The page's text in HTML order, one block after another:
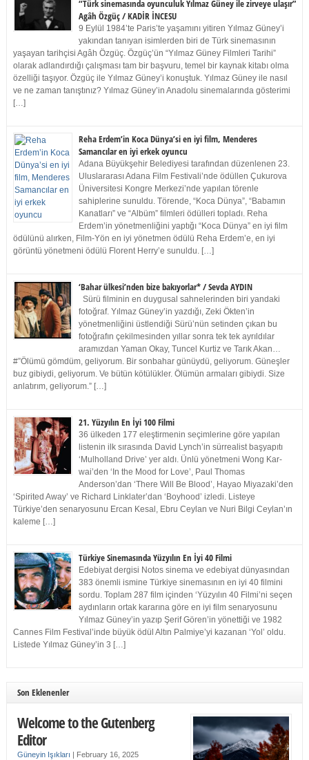
“Türk sinemasında oyunculuk Yılmaz Güney ile zirveye ulaşır”
Agâh Özgüç / KADİR İNCESU
9 Eylül 1984’te Paris’te yaşamını yitiren Yılmaz Güney’i
yakından tanıyan isimlerden biri de Türk sinemasının
yaşayan tarihçisi Agâh Özgüç. Özgüç’ün “Yılmaz Güney Filmleri Tarihi”
olarak adlandırdığı çalışması tam bir başvuru, temel bir kaynak kitabı olma
özelliği taşıyor. Özgüç ile Yılmaz Güney’i konuştuk. Yılmaz Güney ile nasıl
ve ne zaman tanıştınız? Yılmaz Güney’in Anadolu sinemalarında gösterimi
[…]
Reha Erdem’in Koca Dünya’si en iyi film, Menderes
Samancılar en iyi erkek oyuncu
Adana Büyükşehir Belediyesi tarafından düzenlenen 23.
Uluslararası Adana Film Festivali’nde ödüllen Çukurova
Üniversitesi Kongre Merkezi’nde yapılan törenle
sahiplerine sunuldu. Törende, “Koca Dünya”, “Babamın
Kanatları” ve “Albüm” filmleri ödülleri topladı. Reha
Erdem’in yönetmenliğini yaptığı “Koca Dünya” en iyi film
ödülünü alırken, Film-Yön en iyi yönetmen ödülü Reha Erdem’e, en iyi
görüntü yönetmeni ödülü Florent Herry’e sunuldu. […]
‘Bahar ülkesi’nden bize bakıyorlar* / Sevda AYDIN
Sürü filminin en duygusal sahnelerinden biri yandaki
fotoğraf. Yılmaz Güney’in yazdığı, Zeki Ökten’in
yönetmenliğini üstlendiği Sürü’nün setinden çıkan bu
fotoğrafın çekilmesinden yıllar sonra tek tek ayrıldılar
aramızdan Yaman Okay, Tuncel Kurtiz ve Tarık Akan…
#”Ölümü gömdüm, geliyorum. Bir sonbahar günüydü, geliyorum. Güneşler
buz gibiydi, geliyorum. Ve bütün kötülükler. Ölümün armaları gibiydi. Size
anlatırım, geliyorum.” […]
21. Yüzyılın En İyi 100 Filmi
36 ülkeden 177 eleştirmenin seçimlerine göre yapılan
listenin ilk sırasında David Lynch’in sürrealist başyapıtı
‘Mulholland Drive’ yer aldı. Ünlü yönetmeni Wong Kar-
wai’den ‘In the Mood for Love’, Paul Thomas
Anderson’dan ‘There Will Be Blood’, Hayao Miyazaki’den
‘Spirited Away’ ve Richard Linklater’dan ‘Boyhood’ izledi. Listeye
Türkiye’den senaryosunu Ercan Kesal, Ebru Ceylan ve Nuri Bilgi Ceylan’ın
kaleme […]
Türkiye Sinemasında Yüzyılın En İyi 40 Filmi
Edebiyat dergisi Notos sinema ve edebiyat dünyasından
383 önemli ismine Türkiye sinemasının en iyi 40 filmini
sordu. Toplam 287 film içinden ‘Yüzyılın 40 Filmi’ni seçen
aydınların ortak kararına göre en iyi film senaryosunu
Yılmaz Güney’in yazıp Şerif Gören’in yönettiği ve 1982
Cannes Film Festival’inde büyük ödül Altın Palmiye’yi kazanan ‘Yol’ oldu.
Listede Yılmaz Güney’in 3 […]
Son Eklenenler
Welcome to the Gutenberg
Editor
Güneyin Işıkları | February 16, 2025